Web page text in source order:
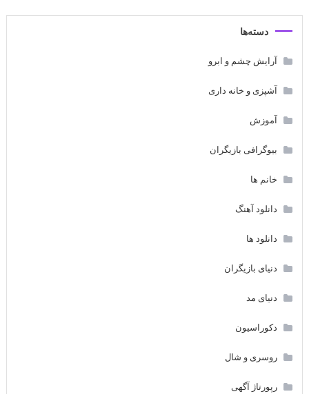
دسته‌ها
آرایش چشم و ابرو
آشپزی و خانه داری
آموزش
بیوگرافی بازیگران
خانم ها
دانلود آهنگ
دانلود ها
دنیای بازیگران
دنیای مد
دکوراسیون
روسری و شال
رپورتاژ آگهی